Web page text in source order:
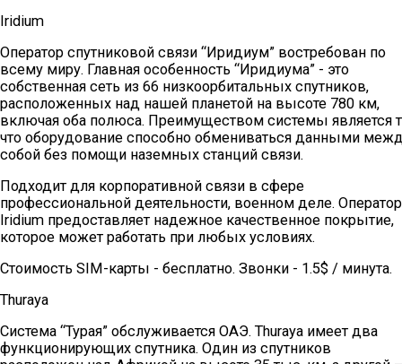
Iridium
Оператор спутниковой связи “Иридиум” востребован по
всему миру. Главная особенность “Иридиума” - это
собственная сеть из 66 низкоорбитальных спутников,
расположенных над нашей планетой на высоте 780 км,
включая оба полюса. Преимуществом системы является
что оборудование способно обмениваться данными
собой без помощи наземных станций связи.
Подходит для корпоративной связи в сфере
профессиональной деятельности, военном деле. Оператор
Iridium предоставляет надежное качественное покрытие,
которое может работать при любых условиях.
Стоимость SIM-карты - бесплатно. Звонки - 1.5$ / минута.
Thuraya
Система “Турая” обслуживается ОАЭ. Thuraya имеет два
функционирующих спутника. Один из спутников